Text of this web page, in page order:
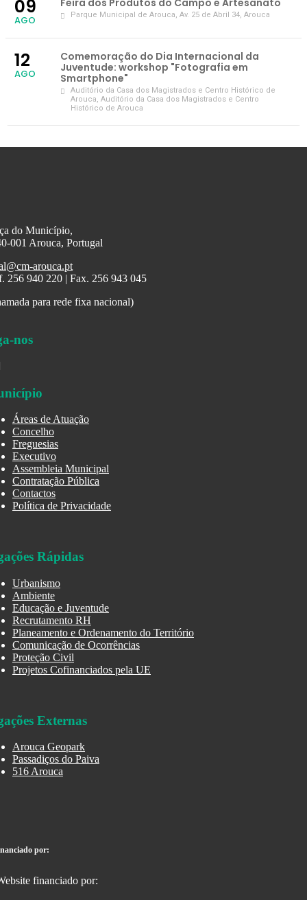
09
AGO
Feira dos Produtos do Campo e Artesanato
Parque Municipal de Arouca, Av. 25 de Abril 34, Arouca
12
AGO
Comemoração do Dia Internacional da
Juventude: workshop "Fotografia em
Smartphone"
Auditório da Casa dos Magistrados e Centro Histórico de
Arouca, Auditório da Casa dos Magistrados e Centro
Histórico de Arouca
do Município,
001 Arouca, Portugal
arouca.pt
256 940 220 | Fax. 256 943 045
para rede fixa nacional)
nos
Áreas de Atuação
Concelho
Freguesias
Executivo
Assembleia Municipal
Contratação Pública
Contactos
Política de Privacidade
Rápidas
Urbanismo
Ambiente
Educação e Juventude
Recrutamento RH
Planeamento e Ordenamento do Território
Comunicação de Ocorrências
Proteção Civil
Projetos Cofinanciados pela UE
Externas
Arouca Geopark
Passadiços do Paiva
516 Arouca
por: